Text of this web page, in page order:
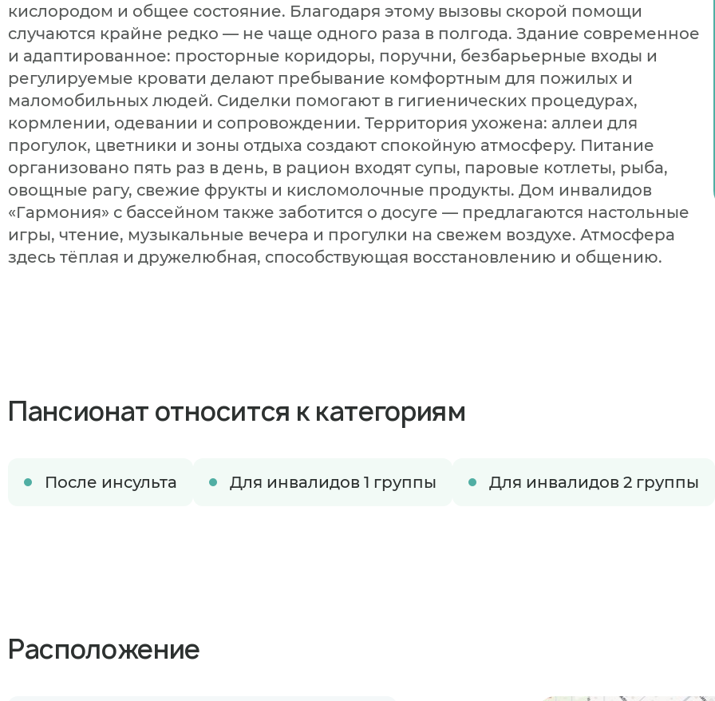
кислородом и общее состояние. Благодаря этому вызовы скорой помощи
случаются крайне редко — не чаще одного раза в полгода. Здание современное
и адаптированное: просторные коридоры, поручни, безбарьерные входы и
регулируемые кровати делают пребывание комфортным для пожилых и
маломобильных людей. Сиделки помогают в гигиенических процедурах,
кормлении, одевании и сопровождении. Территория ухожена: аллеи для
прогулок, цветники и зоны отдыха создают спокойную атмосферу. Питание
организовано пять раз в день, в рацион входят супы, паровые котлеты, рыба,
овощные рагу, свежие фрукты и кисломолочные продукты. Дом инвалидов
«Гармония» с бассейном также заботится о досуге — предлагаются настольные
игры, чтение, музыкальные вечера и прогулки на свежем воздухе. Атмосфера
здесь тёплая и дружелюбная, способствующая восстановлению и общению.
Пансионат относится к категориям
После инсульта Для инвалидов 1 группы Для инвалидов 2 группы
Расположение